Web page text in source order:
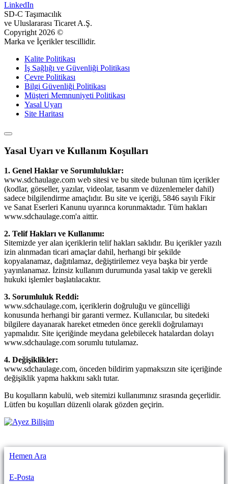
LinkedIn
SD-C Taşımacılık
ve Uluslararası Ticaret A.Ş.
Copyright2026 ©
Marka ve İçerikler tescillidir.
Kalite Politikası
İş Sağlığı ve Güvenliği Politikası
Çevre Politikası
Bilgi Güvenliği Politikası
Müşteri Memnuniyeti Politikası
Yasal Uyarı
Site Haritası
Yasal Uyarı ve Kullanım Koşulları
1. Genel Haklar ve Sorumluluklar:
www.sdchaulage.com web sitesi ve bu sitede bulunan tüm içerikler
(kodlar, görseller, yazılar, videolar, tasarım ve düzenlemeler dahil)
sadece bilgilendirme amaçlıdır. Bu site ve içeriği, 5846 sayılı Fikir
ve Sanat Eserleri Kanunu uyarınca korunmaktadır. Tüm hakları
www.sdchaulage.com'a aittir.
2. Telif Hakları ve Kullanımı:
Sitemizde yer alan içeriklerin telif hakları saklıdır. Bu içerikler yazılı
izin alınmadan ticari amaçlar dahil, herhangi bir şekilde
kopyalanamaz, dağıtılamaz, değiştirilemez veya başka bir yerde
yayınlanamaz. İzinsiz kullanım durumunda yasal takip ve gerekli
hukuki işlemler başlatılacaktır.
3. Sorumluluk Reddi:
www.sdchaulage.com, içeriklerin doğruluğu ve güncelliği
konusunda herhangi bir garanti vermez. Kullanıcılar, bu sitedeki
bilgilere dayanarak hareket etmeden önce gerekli doğrulamayı
yapmalıdır. Site içeriğinde meydana gelebilecek hatalardan dolayı
www.sdchaulage.com sorumlu tutulamaz.
4. Değişiklikler:
www.sdchaulage.com, önceden bildirim yapmaksızın site içeriğinde
değişiklik yapma hakkını saklı tutar.
Bu koşulların kabulü, web sitemizi kullanımınız sırasında geçerlidir.
Lütfen bu koşulları düzenli olarak gözden geçirin.
Hemen Ara
E-Posta